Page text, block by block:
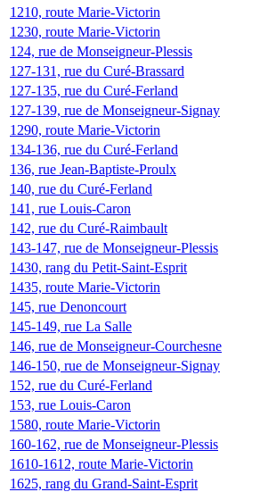
1210, route Marie-Victorin
1230, route Marie-Victorin
124, rue de Monseigneur-Plessis
127-131, rue du Curé-Brassard
127-135, rue du Curé-Ferland
127-139, rue de Monseigneur-Signay
1290, route Marie-Victorin
134-136, rue du Curé-Ferland
136, rue Jean-Baptiste-Proulx
140, rue du Curé-Ferland
141, rue Louis-Caron
142, rue du Curé-Raimbault
143-147, rue de Monseigneur-Plessis
1430, rang du Petit-Saint-Esprit
1435, route Marie-Victorin
145, rue Denoncourt
145-149, rue La Salle
146, rue de Monseigneur-Courchesne
146-150, rue de Monseigneur-Signay
152, rue du Curé-Ferland
153, rue Louis-Caron
1580, route Marie-Victorin
160-162, rue de Monseigneur-Plessis
1610-1612, route Marie-Victorin
1625, rang du Grand-Saint-Esprit